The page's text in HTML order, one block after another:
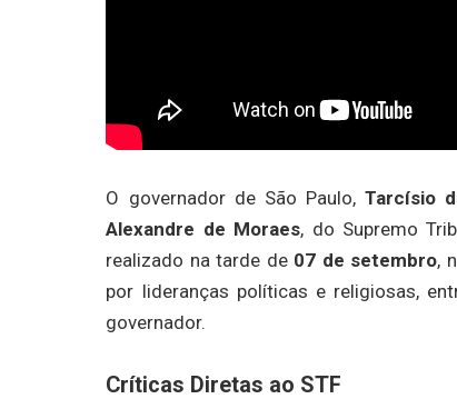
O governador de São Paulo,Tarcísio
Alexandre de Moraes, do Supremo
realizado na tarde de 07 de setembro,
por lideranças políticas e religiosas,
governador.
Críticas Diretas ao STF